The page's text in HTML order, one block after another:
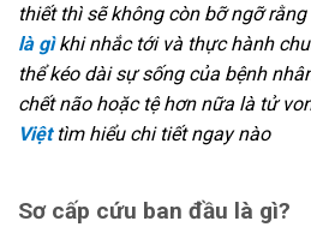
thiết thì sẽ không còn bỡ ngỡ
là gìkhi nhắc tới và thực hành
thể kéo dài sự sống của bệnh
chết não hoặc tệ hơn nữa là tử
Việttìm hiểu chi tiết ngay nào
Sơ cấp cứu ban đầu là gì?